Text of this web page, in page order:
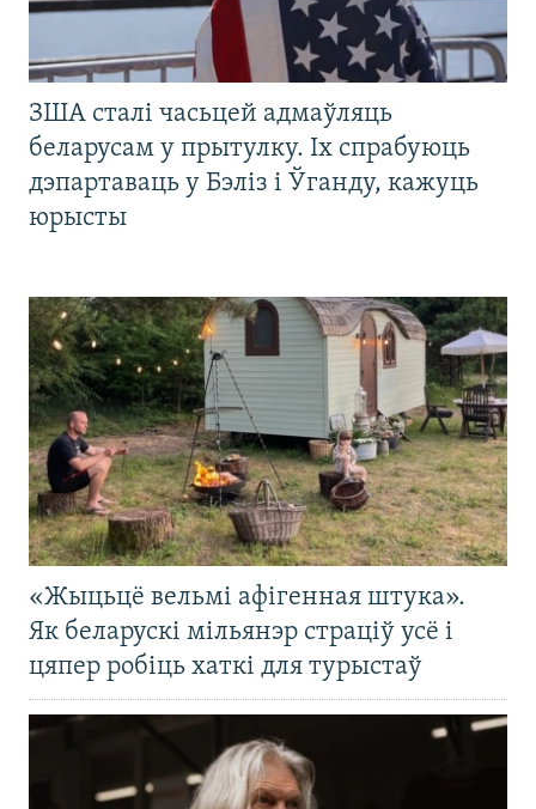
ЗША сталі часьцей адмаўляць
беларусам у прытулку. Іх спрабуюць
дэпартаваць у Бэліз і Ўганду, кажуць
юрысты
«Жыцьцё вельмі афігенная штука».
Як беларускі мільянэр страціў усё і
цяпер робіць хаткі для турыстаў